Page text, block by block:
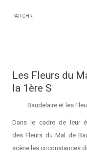
PAR CHR.
Les Fleurs du
la 1ère S
Baudelaire et les
Dans le cadre de leur
des Fleurs du Mal de
scène les circonstances